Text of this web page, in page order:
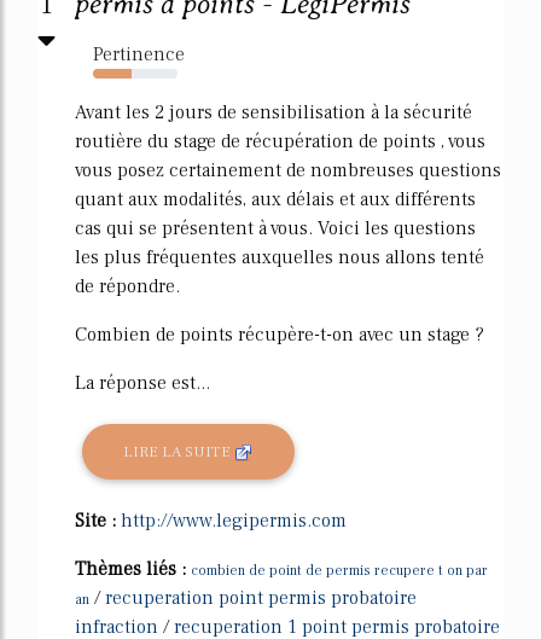
Pertinence
46%
Avant les 2 jours de sensibilisation à la sécurité
routière du stage de récupération de points , vous
vous posez certainement de nombreuses questions
quant aux modalités, aux délais et aux différents
cas qui se présentent à vous. Voici les questions
les plus fréquentes auxquelles nous allons tenté
de répondre.
Combien de points récupère-t-on avec un stage ?
La réponse est...
LIRE LA SUITE
Site : http://www.legipermis.com
Thèmes liés : combien de point de permis recupere t on par
an /recuperation point permis probatoire
infraction /recuperation 1 point permis probatoire